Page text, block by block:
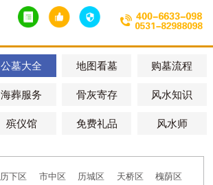
公墓大全 地图看墓 购墓流程
海葬服务 骨灰寄存 风水知识
殡仪馆 免费礼品 风水师
历下区 市中区 历城区 天桥区
槐荫区